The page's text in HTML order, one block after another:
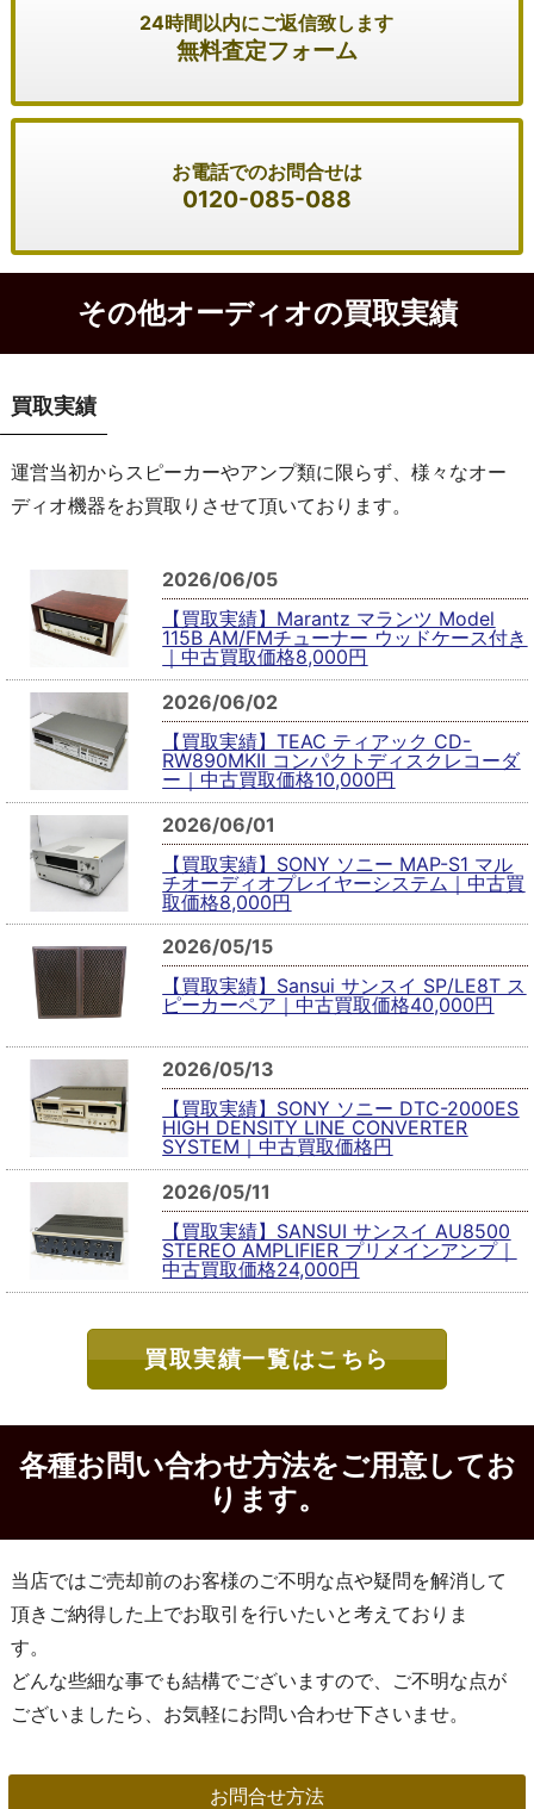
24時間以内にご返信致します
無料査定フォーム
お電話でのお問合せは
0120-085-088
その他オーディオの買取実績
買取実績
運営当初からスピーカーやアンプ類に限らず、様々なオー
ディオ機器をお買取りさせて頂いております。
2026/06/05
【買取実績】Marantz マランツ Model
115B AM/FMチューナー ウッドケース付き
｜中古買取価格8,000円
2026/06/02
【買取実績】TEAC ティアック CD-
RW890MKII コンパクトディスクレコーダ
ー｜中古買取価格10,000円
2026/06/01
【買取実績】SONY ソニー MAP-S1 マル
チオーディオプレイヤーシステム｜中古買
取価格8,000円
2026/05/15
【買取実績】Sansui サンスイ SP/LE8T ス
ピーカーペア｜中古買取価格40,000円
2026/05/13
【買取実績】SONY ソニー DTC-2000ES
HIGH DENSITY LINE CONVERTER
SYSTEM｜中古買取価格円
2026/05/11
【買取実績】SANSUI サンスイ AU8500
STEREO AMPLIFIER プリメインアンプ｜
中古買取価格24,000円
買取実績一覧はこちら
各種お問い合わせ方法をご用意してお
ります。
当店ではご売却前のお客様のご不明な点や疑問を解消して
頂きご納得した上でお取引を行いたいと考えておりま
す。
どんな些細な事でも結構でございますので、ご不明な点が
ございましたら、お気軽にお問い合わせ下さいませ。
お問合せ方法